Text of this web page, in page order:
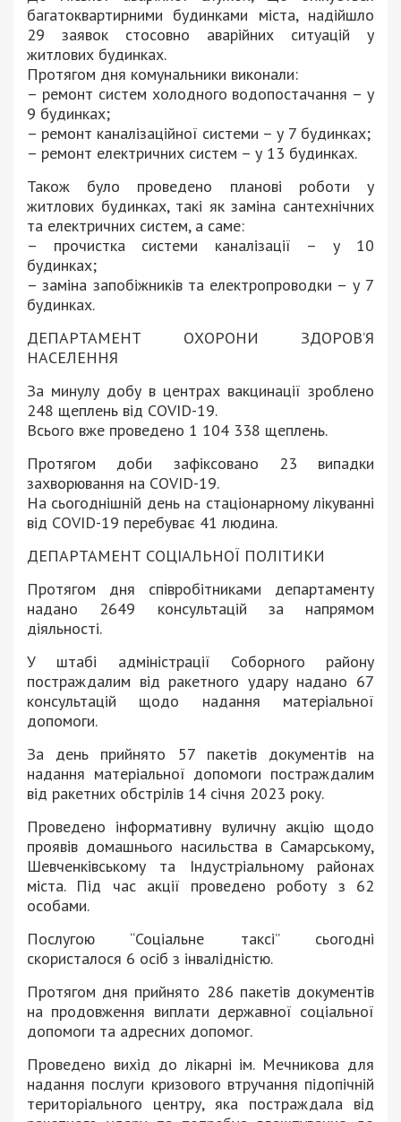
багатоквартирними будинками міста, надійшло
29 заявок стосовно аварійних ситуацій у
житлових будинках.
Протягом дня комунальники виконали:
– ремонт систем холодного водопостачання – у
9 будинках;
– ремонт каналізаційної системи – у 7 будинках;
– ремонт електричних систем – у 13 будинках.
Також було проведено планові роботи у
житлових будинках, такі як заміна сантехнічних
та електричних систем, а саме:
– прочистка системи каналізації – у 10
будинках;
– заміна запобіжників та електропроводки – у 7
будинках.
ДЕПАРТАМЕНТ ОХОРОНИ ЗДОРОВ’Я
НАСЕЛЕННЯ
За минулу добу в центрах вакцинації зроблено
248 щеплень від COVID-19.
Всього вже проведено 1 104 338 щеплень.
Протягом доби зафіксовано 23 випадки
захворювання на COVID-19.
На сьогоднішній день на стаціонарному лікуванні
від COVID-19 перебуває 41 людина.
ДЕПАРТАМЕНТ СОЦІАЛЬНОЇ ПОЛІТИКИ
Протягом дня співробітниками департаменту
надано 2649 консультацій за напрямом
діяльності.
У штабі адміністрації Соборного району
постраждалим від ракетного удару надано 67
консультацій щодо надання матеріальної
допомоги.
За день прийнято 57 пакетів документів на
надання матеріальної допомоги постраждалим
від ракетних обстрілів 14 січня 2023 року.
Проведено інформативну вуличну акцію щодо
проявів домашнього насильства в Самарському,
Шевченківському та Індустріальному районах
міста. Під час акції проведено роботу з 62
особами.
Послугою “Соціальне таксі” сьогодні
скористалося 6 осіб з інвалідністю.
Протягом дня прийнято 286 пакетів документів
на продовження виплати державної соціальної
допомоги та адресних допомог.
Проведено вихід до лікарні ім. Мечникова для
надання послуги кризового втручання підопічній
територіального центру, яка постраждала від